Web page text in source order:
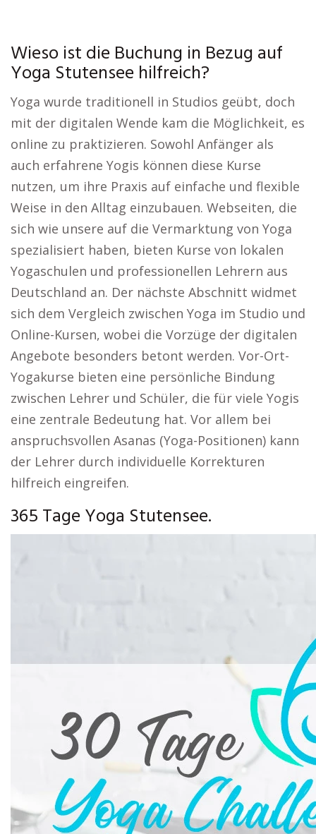
Wieso ist die Buchung in Bezug auf
Yoga Stutensee hilfreich?
Yoga wurde traditionell in Studios geübt, doch
mit der digitalen Wende kam die Möglichkeit, es
online zu praktizieren. Sowohl Anfänger als
auch erfahrene Yogis können diese Kurse
nutzen, um ihre Praxis auf einfache und flexible
Weise in den Alltag einzubauen. Webseiten, die
sich wie unsere auf die Vermarktung von Yoga
spezialisiert haben, bieten Kurse von lokalen
Yogaschulen und professionellen Lehrern aus
Deutschland an. Der nächste Abschnitt widmet
sich dem Vergleich zwischen Yoga im Studio und
Online-Kursen, wobei die Vorzüge der digitalen
Angebote besonders betont werden. Vor-Ort-
Yogakurse bieten eine persönliche Bindung
zwischen Lehrer und Schüler, die für viele Yogis
eine zentrale Bedeutung hat. Vor allem bei
anspruchsvollen Asanas (Yoga-Positionen) kann
der Lehrer durch individuelle Korrekturen
hilfreich eingreifen.
365 Tage Yoga Stutensee.